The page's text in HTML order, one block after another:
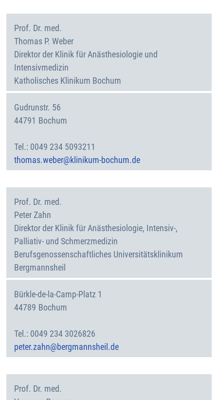
Prof. Dr. med.
Thomas P. Weber
Direktor der Klinik für Anästhesiologie und
Intensivmedizin
Katholisches Klinikum Bochum
Gudrunstr. 56
44791 Bochum
0049 234 5093211
thomas.weber@klinikum-bochum.de
Prof. Dr. med.
Peter Zahn
Direktor der Klinik für Anästhesiologie, Intensiv-,
Palliativ- und Schmerzmedizin
Berufsgenossenschaftliches Universitätsklinikum
Bergmannsheil
Bürkle-de-la-Camp-Platz 1
44789 Bochum
0049 234 3026826
peter.zahn@bergmannsheil.de
Prof. Dr. med.